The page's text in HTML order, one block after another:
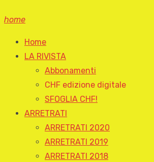
home
Home
LA RIVISTA
Abbonamenti
CHF edizione digitale
SFOGLIA CHF!
ARRETRATI
ARRETRATI 2020
ARRETRATI 2019
ARRETRATI 2018